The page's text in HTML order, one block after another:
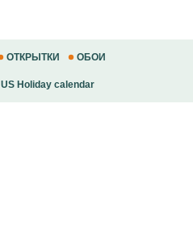
ОТКРЫТКИ ОБОИ
US Holiday calendar